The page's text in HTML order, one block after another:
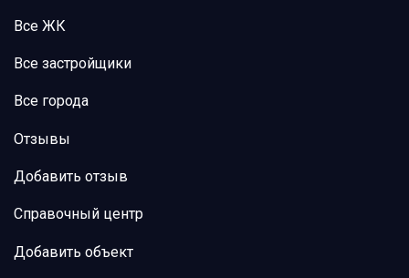
Все ЖК
Все застройщики
Все города
Отзывы
Добавить отзыв
Справочный центр
Добавить объект